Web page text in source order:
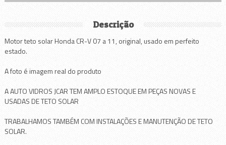
Descrição
Motor teto solar Honda CR-V 07 a 11, original, usado em perfeito
estado.
A foto é imagem real do produto
A AUTO VIDROS JCAR TEM AMPLO ESTOQUE EM PEÇAS NOVAS E
USADAS DE TETO SOLAR
TRABALHAMOS TAMBÉM COM INSTALAÇÕES E MANUTENÇÃO DE TETO
SOLAR.